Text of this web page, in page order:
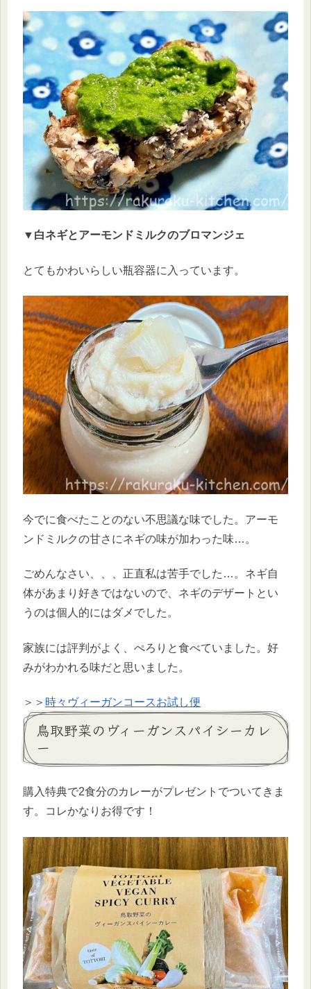
▼白ネギとアーモンドミルクのブロマンジェ
とてもかわいらしい瓶容器に入っています。
今でに食べたことのない不思議な味でした。アーモ
ンドミルクの甘さにネギの味が加わった味…。
ごめんなさい、、、正直私は苦手でした…。ネギ自
体があまり好きではないので、ネギのデザートとい
うのは個人的にはダメでした。
家族には評判がよく、ぺろりと食べていました。好
みがわかれる味だと思いました。
＞＞ 時々ヴィーガンコースお試し便
鳥取野菜のヴィーガンスパイシーカレ
ー
購入特典で2食分のカレーがプレゼントでついてきま
す。コレかなりお得です！